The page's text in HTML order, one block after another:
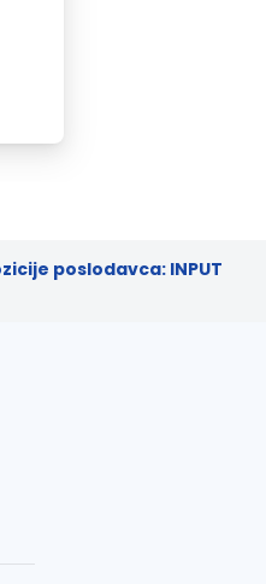
poslodavca: INPUT